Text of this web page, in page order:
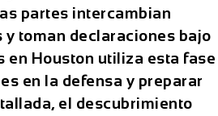
partes intercambian
toman declaraciones bajo
en Houston utiliza esta fase
en la defensa y preparar
el descubrimiento